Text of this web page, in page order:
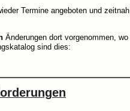
Termine angeboten und zeitnah
Änderungen dort vorgenommen, wo
sind dies: